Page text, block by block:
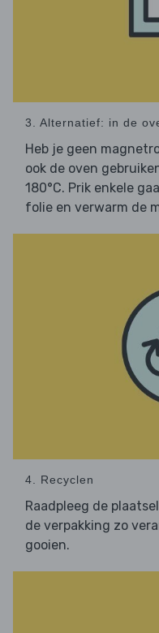
3. Alternatief: in de
Heb je geen
ook de oven
180°C. Prik enkele
folie en verwarm de
4. Recyclen
Raadpleeg de
de verpakking zo
gooien.